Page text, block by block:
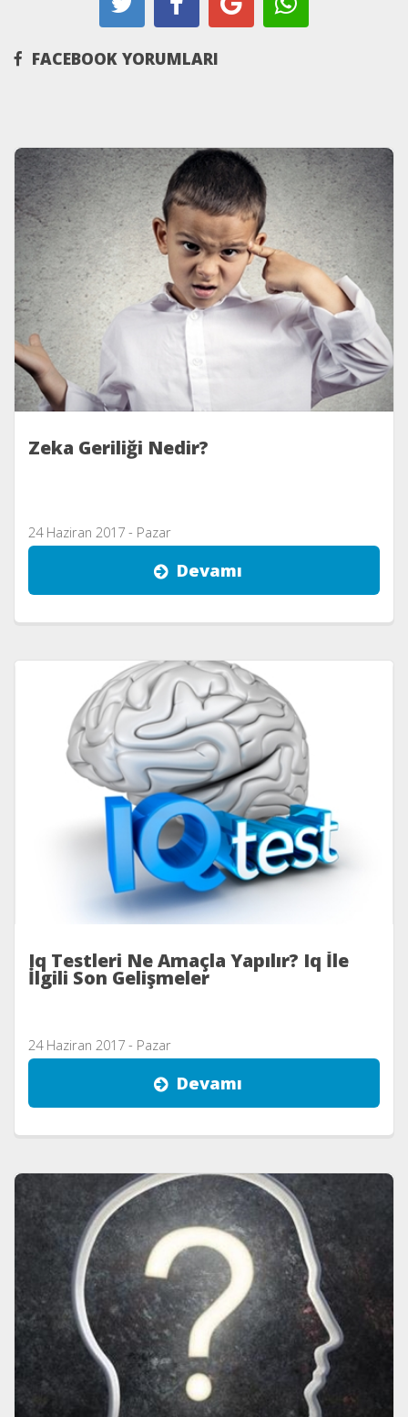
FACEBOOK YORUMLARI
Zeka Geriliği Nedir?
24 Haziran 2017 - Pazar
Devamı
Iq Testleri Ne Amaçla Yapılır? Iq İle
İlgili Son Gelişmeler
24 Haziran 2017 - Pazar
Devamı